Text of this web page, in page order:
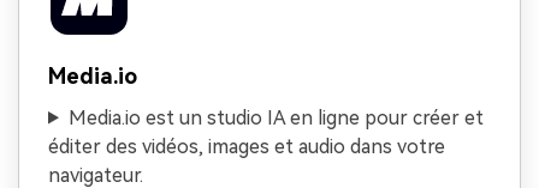
Media.io
Media.io est un studio IA en ligne pour créer et
éditer des vidéos, images et audio dans votre
navigateur.